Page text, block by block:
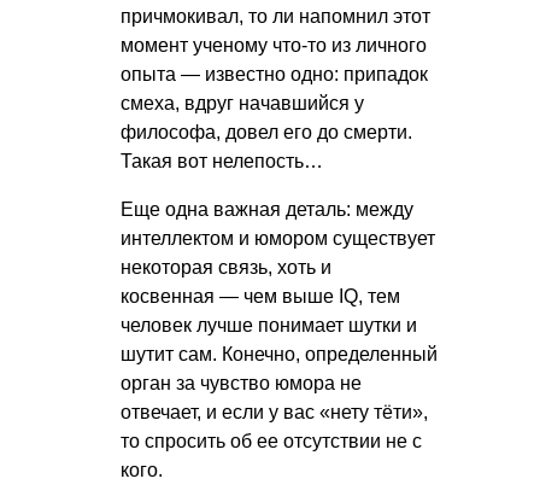
причмокивал, то ли напомнил этот
момент ученому что-то из личного
опыта — известно одно: припадок
смеха, вдруг начавшийся у
философа, довел его до смерти.
Такая вот нелепость…
Еще одна важная деталь: между
интеллектом и юмором существует
некоторая связь, хоть и
косвенная — чем выше IQ, тем
человек лучше понимает шутки и
шутит сам. Конечно, определенный
орган за чувство юмора не
отвечает, и если у вас «нету тёти»,
то спросить об ее отсутствии не с
кого.